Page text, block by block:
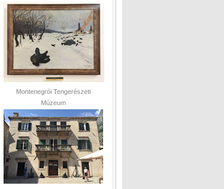
Montenegrói Tengerészeti
Múzeum